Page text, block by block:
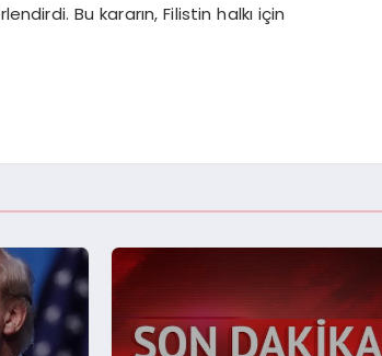
Bu kararın, Filistin halkı için